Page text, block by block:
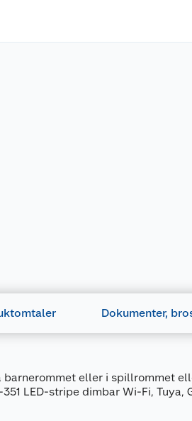
Dokumenter,
eller i spillrommet
LED-stripe dimbar Wi-Fi, Tuya,